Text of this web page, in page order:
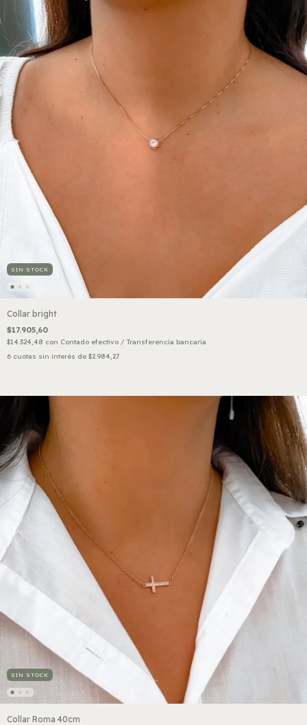
SIN STOCK
Collar bright
$17.905,60
$14.324,48 con Contado efectivo / Transferencia bancaria
6 cuotas sin interés de $2.984,27
SIN STOCK
Collar Roma 40cm